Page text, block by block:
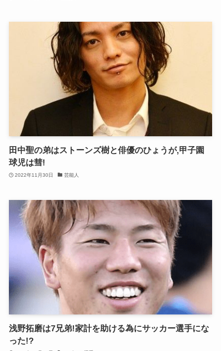
田中聖の弟はストーンズ樹と俳優のひょうが,甲子園
球児は彗!
2022年11月30日 芸能人
浅野拓磨は7兄弟!家計を助ける為にサッカー選手にな
った!?